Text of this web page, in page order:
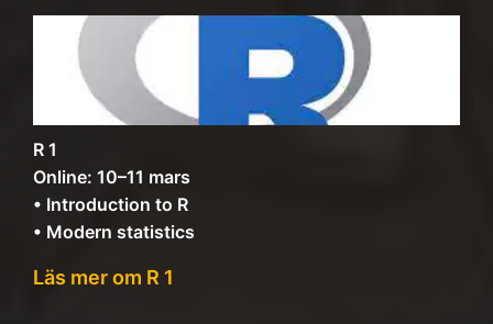
R 1
Online: 10–11 mars
• Introduction to R
• Modern statistics
Läs mer om R 1